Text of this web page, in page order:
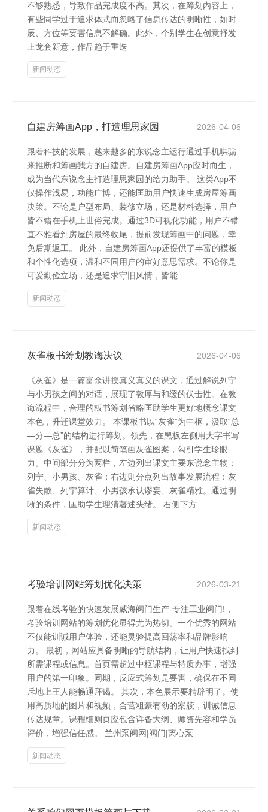
不够熟悉，导致作品完成度不高。其次，在筹划内容上，
有些同学过于追求体式而忽略了信息传达的明晰性，如时
辰、方位等要害信息不解确。此外，个别学生在创意抒发
上龙套新意，作品趋于重迭
新闻动态
自建房筹画App，打造理思家园 2026-04-06
跟着科技的发展，越来越多的东说念主运行通过手机哄骗
来推断和筹画我方的自建房。自建房筹画App应时而生，
成为当代东说念主打造理思家园的给力助手。 这类App不
仅操作浅易，功能广博，还能匡助用户快速生成房屋筹画
决策。不论是户型布局、装修立场，还是材料选择，用户
皆不错在手机上世俗完成。通过3D可视化功能，用户不错
直不雅看到房屋的最终收尾，提前发现筹画中的问题，幸
免后期返工。 此外，自建房筹画App还提供了丰富的模板
和个性化选项，温和不同用户的审好意思需求。不论你是
可爱勤俭立场，还是追求守旧风情，皆能
新闻动态
灰雀板书筹划教诲决议 2026-04-06
《灰雀》是一篇富余讲授真义真义的课文，通过解说列宁
与小男孩之间的对话，展现了敦厚与和缓的伏击性。在教
诲流程中，合理的板书筹划省略匡助学生更好地概念课文
本色，升迁课堂效力。 本课板书以“灰雀”为中枢，汲取“总
—分—总”的结构进行筹划。领先，在黑板左侧用大字书写
课题《灰雀》，并配以简笔画灰雀图案，勾引学生珍眼
力。中间部分分为两栏，左边列出课文主要东说念主物：
列宁、小男孩、灰雀；右边则分点列出故事发展流程：灰
雀失散、列宁算计、小男孩承认谬妄、灰雀精雅。通过明
晰的条件，匡助学生理清著述头绪。 右侧下方
新闻动态
考验培训网站筹划优化决策 2026-03-21
跟着在线考验的快速发展威海阀门生产-专注工业阀门!，
考验培训网站的筹划优化显得尤为热切。一个优秀的网站
不仅能训诫用户体验，还能灵验提高回荡率和品牌影响
力。 最初，网站应具备明晰的导航结构，让用户快速找到
所需课程或信息。首页需超过中枢课程与特质办事，增强
用户的第一印象。同期，反应式筹划是要害，确保在不同
斥地上王人能畅通拜谒。 其次，本色展示要精辟明了。使
用高质地的图片和视频，合营粗豪有劲的案牍，训诫信息
传达规章。课程细则页应包含详备大纲、师资先容和学员
评价，增强信任感。 兰州泵阀网|阀门|离心泵
新闻动态